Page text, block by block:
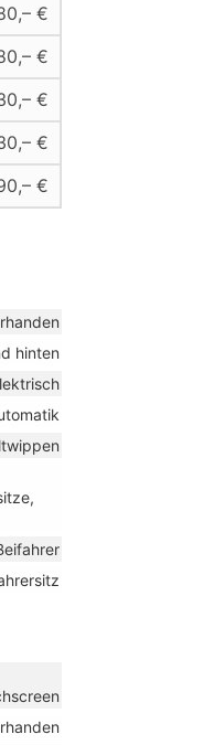
€
€
€
€
€
hinten